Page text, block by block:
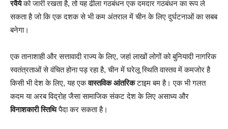
रवैयेको जारी रखता है, तो यह ढीला गठबंधन एक दमदार गठबंधन का रूप ले
सकता है जो कि एक दशक से भी कम अंतराल में चीन के लिए दुर्घटनाओं का सबब
बनेगा।
एक तानाशाही और सत्तावादी राज्य के लिए, जहां लाखों लोगों को बुनियादी नागरिक
स्वतंत्रताओं से वंचित होना पड़ रहा है, चीन में घरेलू स्थिति वास्तव में कमजोर है
किसी भी देश के लिए, यह एकवास्तविक आंतरिकटाइम बम है। एक भी गलत
कदम या अरब विद्रोह जैसा सामाजिक संकट देश के लिए असाध्य और
विनाशकारी स्तिथिपैदा कर सकता है।